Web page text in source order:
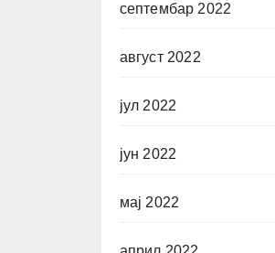
септембар 2022
август 2022
јул 2022
јун 2022
мај 2022